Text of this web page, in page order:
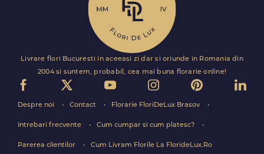
Livrare flori Bucuresti in aceeasi zi dar si oriunde in Romania din
2004 si suntem, probabil, cea mai buna florarie online!
Despre noi Contact Florarie FloriDeLux Brasov
Intrebari frecvente Cum cumpar si cum platesc?
Parerea clientilor Cum Livram Florile La FlorideLux.Ro